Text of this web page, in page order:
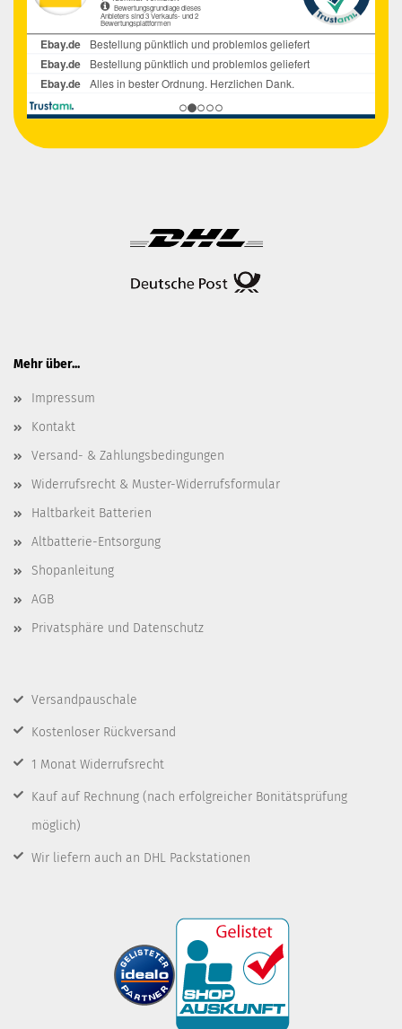
Mehr über...
Impressum
Kontakt
Versand- & Zahlungsbedingungen
Widerrufsrecht & Muster-Widerrufsformular
Haltbarkeit Batterien
Altbatterie-Entsorgung
Shopanleitung
AGB
Privatsphäre und Datenschutz
Versandpauschale
Kostenloser Rückversand
1 Monat Widerrufsrecht
Kauf auf Rechnung (nach erfolgreicher Bonitätsprüfung
möglich)
Wir liefern auch an DHL Packstationen